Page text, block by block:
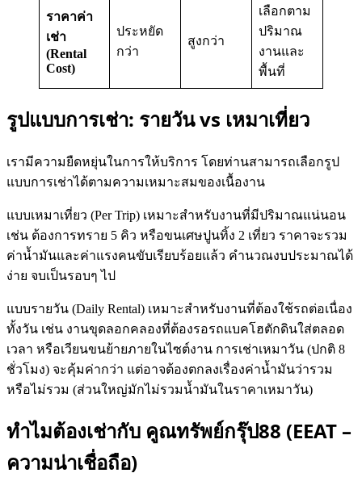
ราคาค่า
เช่า
(Rental
Cost)
ประหยัด
กว่า
สูงกว่า
เลือกตาม
ปริมาณ
งานและ
พื้นที่
รูปแบบการเช่า: รายวัน vs เหมาเที่ยว
เรามีความยืดหยุ่นในการให้บริการ โดยท่านสามารถเลือกรูป
แบบการเช่าได้ตามความเหมาะสมของเนื้องาน
แบบเหมาเที่ยว (Per Trip) เหมาะสำหรับงานที่มีปริมาณแน่นอน
เช่น ต้องการทราย 5 คิว หรือขนเศษปูนทิ้ง 2 เที่ยว ราคาจะรวม
ค่าน้ำมันและค่าแรงคนขับเรียบร้อยแล้ว คำนวณงบประมาณได้
ง่าย จบเป็นรอบๆ ไป
แบบรายวัน (Daily Rental) เหมาะสำหรับงานที่ต้องใช้รถต่อเนื่อง
ทั้งวัน เช่น งานขุดลอกคลองที่ต้องรอรถแบคโฮตักดินใส่ตลอด
เวลา หรือเวียนขนย้ายภายในไซต์งาน การเช่าเหมาวัน (ปกติ 8
ชั่วโมง) จะคุ้มค่ากว่า แต่อาจต้องตกลงเรื่องค่าน้ำมันว่ารวม
หรือไม่รวม (ส่วนใหญ่มักไม่รวมน้ำมันในราคาเหมาวัน)
ทำไมต้องเช่ากับ คูณทรัพย์กรุ๊ป88 (EEAT –
ความน่าเชื่อถือ)